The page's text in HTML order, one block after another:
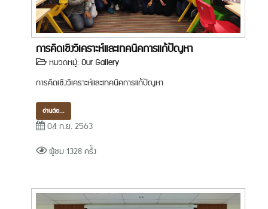
การคิดเชิงวิเคราะห์และเทคนิคการแก้ปัญหา
หมวดหมู่:Our Gallery
การคิดเชิงวิเคราะห์และเทคนิคการแก้ปัญหา
อ่านต่อ...
04 ก.ย. 2563
ผู้ชม 1328 ครั้ง